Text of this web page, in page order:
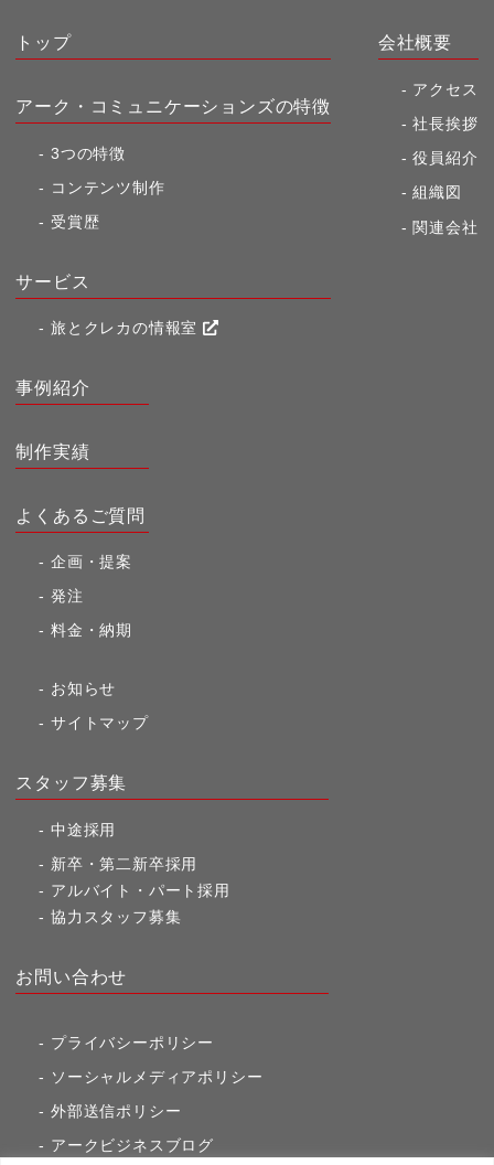
トップ
アーク・コミュニケーションズの特徴
3つの特徴
コンテンツ制作
受賞歴
サービス
旅とクレカの情報室
会社概要
アクセス
社長挨拶
役員紹介
組織図
関連会社
事例紹介
制作実績
よくあるご質問
企画・提案
発注
料金・納期
お知らせ
サイトマップ
スタッフ募集
中途採用
新卒・第二新卒採用
アルバイト・パート採用
協力スタッフ募集
お問い合わせ
プライバシーポリシー
ソーシャルメディアポリシー
外部送信ポリシー
アークビジネスブログ